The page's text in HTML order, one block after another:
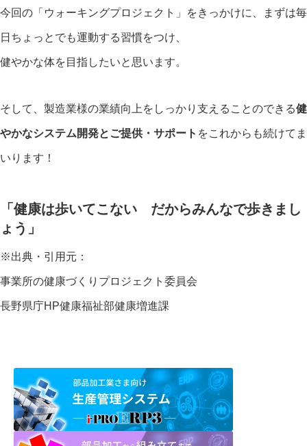
今回の「ウォーキングプロジェクト」をきっかけに、まずは毎
日ちょっとでも運動する習慣をつけ、
健やかな体を目指したいと思います。
そして、製造業様の業績向上をしっかり支えることのできる健
やかなシステム開発とご提供・サポート をこれからも続けてま
いります！
「健康は歩いてこない だからみんなで歩きまし
ょう」
※出典・引用元：
事業所の健康づくりプロジェクト委員会
長野県庁HP健康福祉部健康増進課